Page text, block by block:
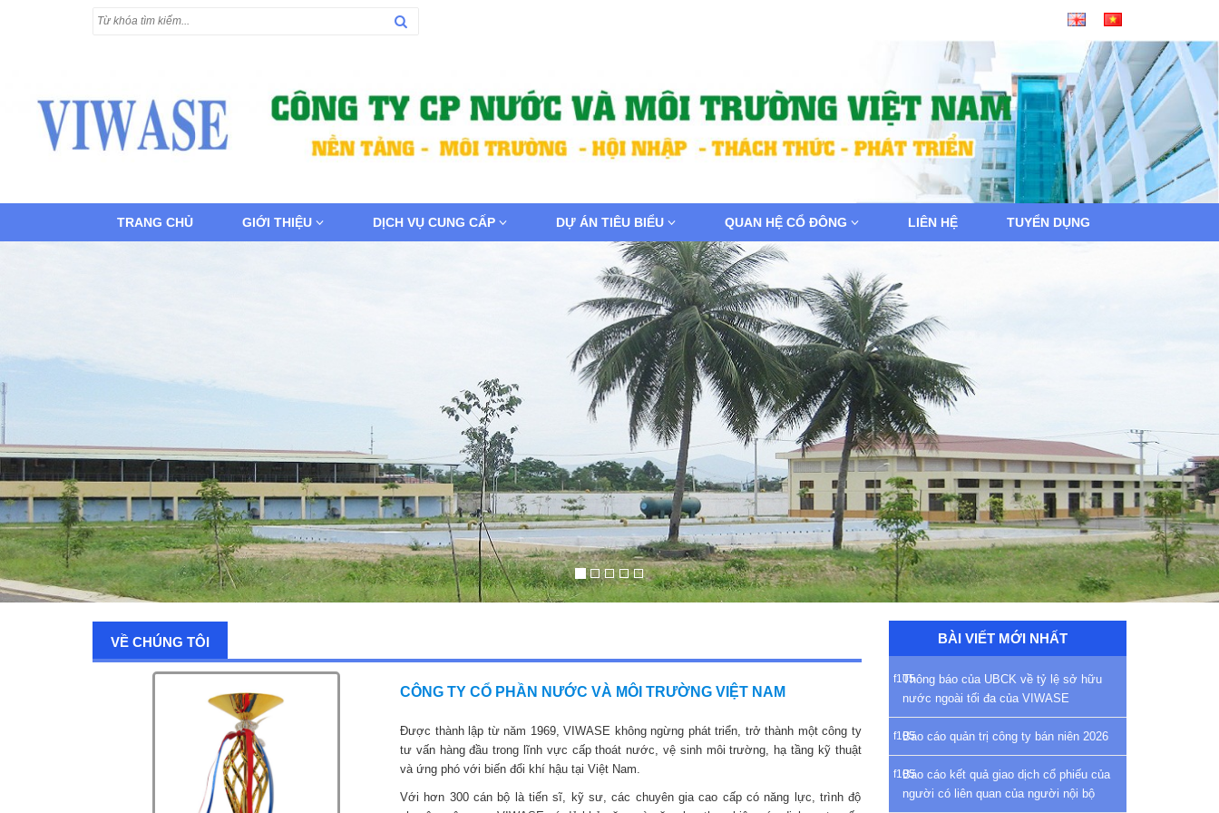
TRANG CHỦ GIỚI THIỆU DỊCH VỤ CUNG CẤP DỰ ÁN TIÊU BIỂU QUAN HỆ CỔ ĐÔNG LIÊN HỆ TUYỂN DỤNG
VỀ CHÚNG TÔI
CÔNG TY CỔ PHẦN NƯỚC VÀ MÔI TRƯỜNG VIỆT NAM
Được thành lập từ năm 1969, VIWASE không ngừng phát triển, trở thành một công ty
tư vấn hàng đầu trong lĩnh vực cấp thoát nước, vệ sinh môi trường, hạ tầng kỹ thuật
và ứng phó với biến đổi khí hậu tại Việt Nam.
Với hơn 300 cán bộ là tiến sĩ, kỹ sư, các chuyên gia cao cấp có năng lực, trình độ
BÀI VIẾT MỚI NHẤT
Thông báo của UBCK về tỷ lệ sở hữu
nước ngoài tối đa của VIWASE
Báo cáo quản trị công ty bán niên 2026
Báo cáo kết quả giao dịch cổ phiếu của
người có liên quan của người nội bộ